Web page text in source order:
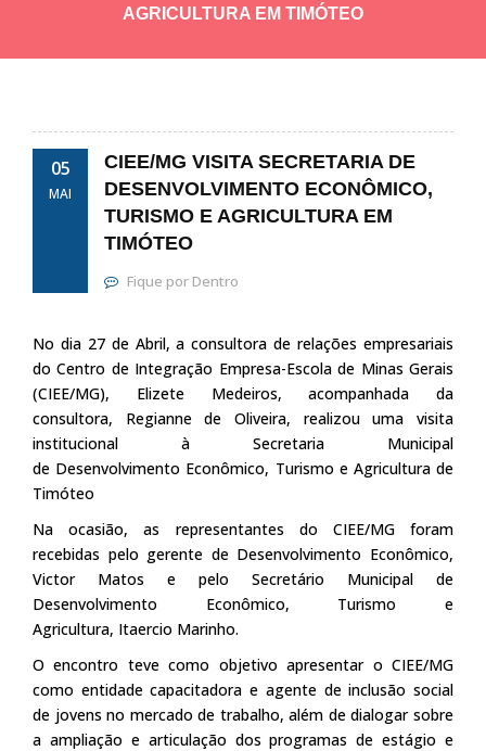
AGRICULTURA EM TIMÓTEO
05
MAI
CIEE/MG VISITA SECRETARIA DE
DESENVOLVIMENTO ECONÔMICO,
TURISMO E AGRICULTURA EM
TIMÓTEO
Fique por Dentro
No dia 27 de Abril, a consultora de relações empresariais
do Centro de Integração Empresa-Escola de Minas Gerais
(CIEE/MG), Elizete Medeiros, acompanhada da
consultora, Regianne de Oliveira, realizou uma visita
institucional à Secretaria Municipal
de Desenvolvimento Econômico, Turismo e Agricultura de
Timóteo
Na ocasião, as representantes do CIEE/MG foram
recebidas pelo gerente de Desenvolvimento Econômico,
Victor Matos e pelo Secretário Municipal de
Desenvolvimento Econômico, Turismo e
Agricultura, Itaercio Marinho.
O encontro teve como objetivo apresentar o CIEE/MG
como entidade capacitadora e agente de inclusão social
de jovens no mercado de trabalho, além de dialogar sobre
a ampliação e articulação dos programas de estágio e